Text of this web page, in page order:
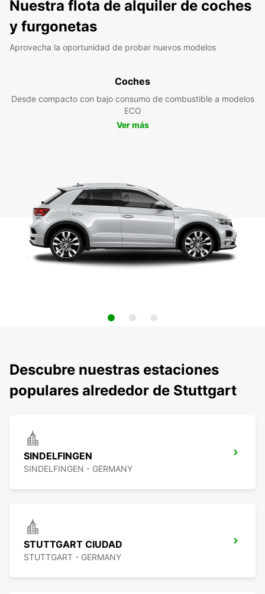
Nuestra flota de alquiler de coches
y furgonetas
Aprovecha la oportunidad de probar nuevos modelos
Coches
Desde compacto con bajo consumo de combustible a modelos
ECO
Ver más
Descubre nuestras estaciones
populares alrededor de Stuttgart
SINDELFINGEN
SINDELFINGEN - GERMANY
STUTTGART CIUDAD
STUTTGART - GERMANY